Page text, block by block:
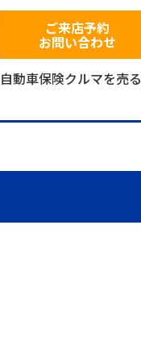
ご来店予約
お問い合わせ
自動車保険クルマを売る